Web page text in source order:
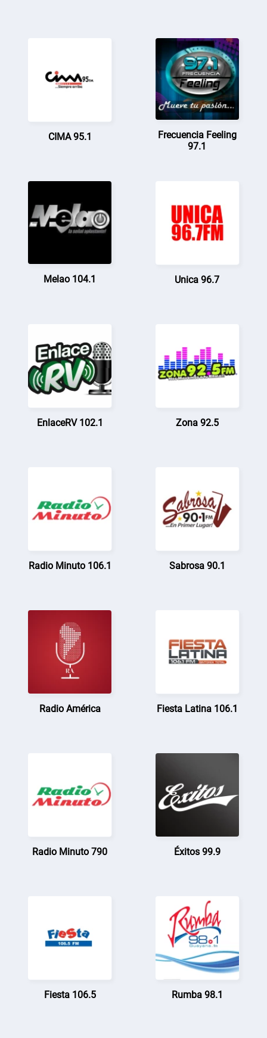
CIMA 95.1
Frecuencia Feeling
97.1
Melao 104.1 Unica 96.7
EnlaceRV 102.1 Zona 92.5
Radio Minuto 106.1 Sabrosa 90.1
Radio América Fiesta Latina 106.1
Radio Minuto 790 Éxitos 99.9
Fiesta 106.5 Rumba 98.1